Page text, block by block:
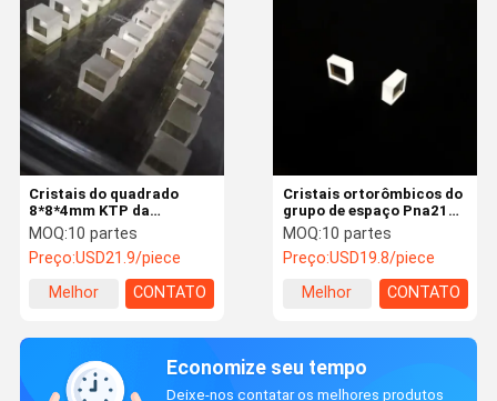
Cristais do quadrado
8*8*4mm KTP da
máquina da beleza da
remoção da tatuagem
MOQ:10 partes
Preço:USD21.9/piece
Melhor
CONTATO
Cristais ortorômbicos do
grupo de espaço Pna21
6*6*5mm KTP
MOQ:10 partes
Preço:USD19.8/piece
Melhor
CONTATO
Economize seu tempo
Deixe-nos contatar os melhores produtos